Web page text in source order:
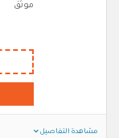
موثق
مشاهدة التفاصيل